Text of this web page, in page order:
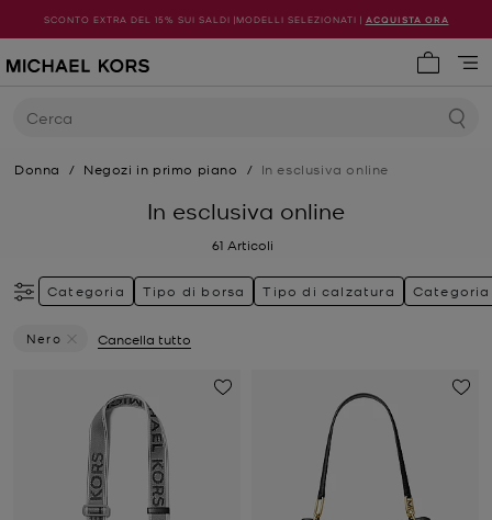
SCONTO EXTRA DEL 15% SUI SALDI |MODELLI SELEZIONATI | ACQUISTA ORA
Cerca
Donna / Negozi in primo piano / In esclusiva online
In esclusiva online
61 Articoli
Categoria Tipo di borsa Tipo di calzatura
Nero
Cancella tutto